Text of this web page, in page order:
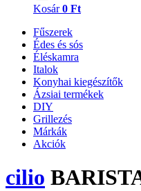
Kosár 0 Ft
Fűszerek
Édes és sós
Éléskamra
Italok
Konyhai kiegészítők
Ázsiai termékek
DIY
Grillezés
Márkák
Akciók
cilio